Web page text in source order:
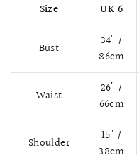
Size UK 6
Bust
34" /
86cm
Waist
26" /
66cm
Shoulder
15" /